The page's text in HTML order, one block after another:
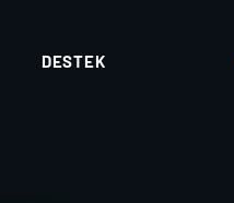
DESTEK